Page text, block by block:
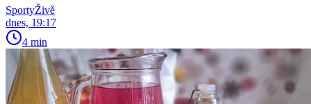
SportyŽivě
dnes, 19:17
4 min